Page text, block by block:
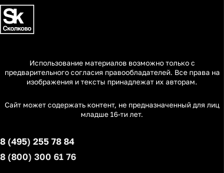
Использование материалов возможно только с
предварительного согласия правообладателей. Все права на
изображения и тексты принадлежат их авторам.
Сайт может содержать контент, не предназначенный для лиц
младше 16-ти лет.
8 (495) 255 78 84
8 (800) 300 61 76